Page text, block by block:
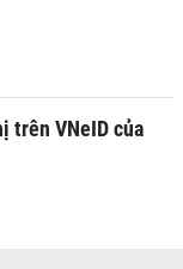
trên VNeID của